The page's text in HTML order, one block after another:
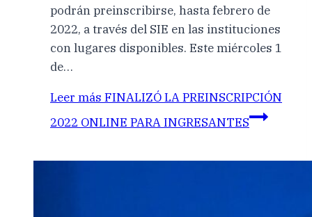
podrán preinscribirse, hasta febrero de
2022, a través del SIE en las instituciones
con lugares disponibles. Este miércoles 1
de…
Leer más FINALIZÓ LA PREINSCRIPCIÓN
2022 ONLINE PARA INGRESANTES